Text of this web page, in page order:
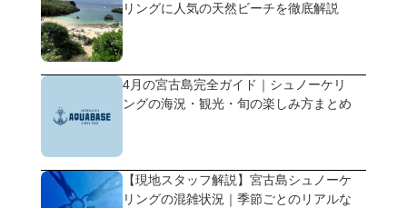
リングに人気の天然ビーチを徹底解説
4月の宮古島完全ガイド｜シュノーケリ
ングの海況・観光・旬の楽しみ方まとめ
【現地スタッフ解説】宮古島シュノーケ
リングの混雑状況｜季節ごとのリアルな